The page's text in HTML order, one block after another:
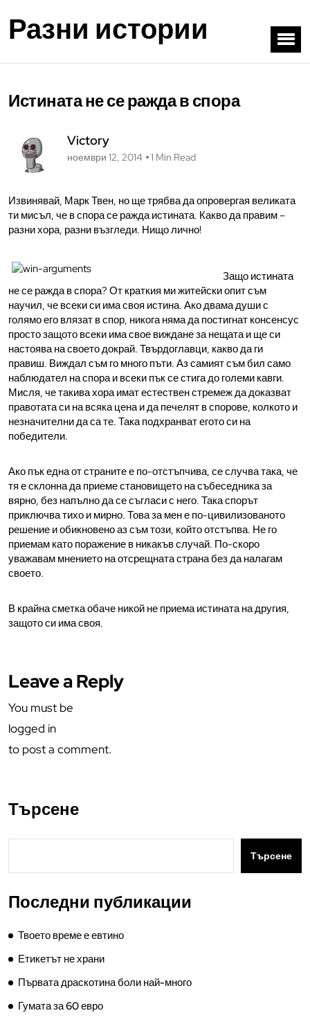
Разни истории
Истината не се ражда в спора
Victory
ноември 12, 2014 1 Min Read
Извинявай, Марк Твен, но ще трябва да опровергая великата
ти мисъл, че в спора се ражда истината. Какво да правим –
разни хора, разни възгледи. Нищо лично!
Защо истината
не се ражда в спора? От краткия ми житейски опит съм
научил, че всеки си има своя истина. Ако двама души с
голямо его влязат в спор, никога няма да постигнат консенсус
просто защото всеки има свое виждане за нещата и ще си
настоява на своето докрай. Твърдоглавци, какво да ги
правиш. Виждал съм го много пъти. Аз самият съм бил само
наблюдател на спора и всеки пък се стига до големи кавги.
Мисля, че такива хора имат естествен стремеж да доказват
правотата си на всяка цена и да печелят в спорове, колкото и
незначителни да са те. Така подхранват егото си на
победители.
Ако пък една от страните е по-отстъпчива, се случва така, че
тя е склонна да приеме становището на събеседника за
вярно, без напълно да се съгласи с него. Така спорът
приключва тихо и мирно. Това за мен е по-цивилизованото
решение и обикновено аз съм този, който отстъпва. Не го
приемам като поражение в никакъв случай. По-скоро
уважавам мнението на отсрещната страна без да налагам
своето.
В крайна сметка обаче никой не приема истината на другия,
защото си има своя.
Leave a Reply
You must be
logged in
to post a comment.
Търсене
Търсене
Последни публикации
Твоето време е евтино
Етикетът не храни
Първата драскотина боли най-много
Гумата за 60 евро